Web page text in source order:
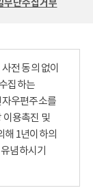
전 동의 없이
집하는
우편주소를
이용촉진 및
해 1년이하의
념하시기